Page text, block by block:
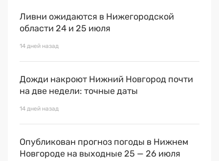
Ливни ожидаются в Нижегородской
области 24 и 25 июля
14 дней назад
Дожди накроют Нижний Новгород почти
на две недели: точные даты
14 дней назад
Опубликован прогноз погоды в Нижнем
Новгороде на выходные 25 — 26 июля